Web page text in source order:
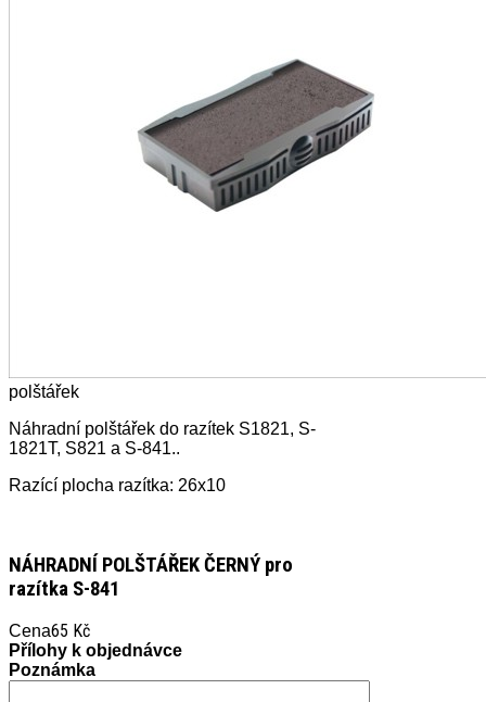
polštářek
Náhradní polštářek do razítek S1821, S-
1821T, S821 a S-841..
Razící plocha razítka: 26x10
NÁHRADNÍ POLŠTÁŘEK ČERNÝ pro
razítka S-841
Cena65 Kč
Přílohy k objednávce
Poznámka